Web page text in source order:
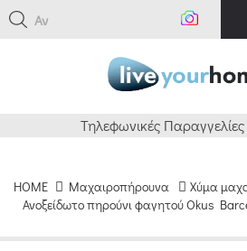
Αναζ
Τηλεφωνικές
HOME Μαχαιροπήρουνα
Χύμα
Ανοξείδωτο πηρούνι φαγητού Okus